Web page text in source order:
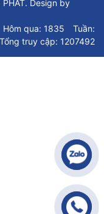
PHÁT. Design by
Hôm qua: 1835
Tuần:
Tổng truy cập: 1207492